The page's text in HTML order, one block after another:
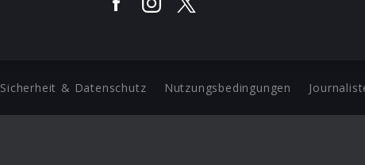
Sicherheit & Datenschutz Nutzungsbedingungen